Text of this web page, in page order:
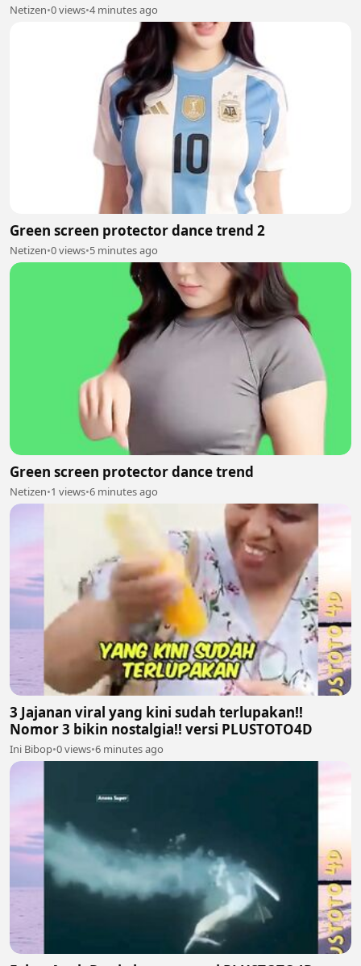
Netizen•0 views•4 minutes ago
Green screen protector dance trend 2
Netizen•0 views•5 minutes ago
Green screen protector dance trend
Netizen•1 views•6 minutes ago
3 Jajanan viral yang kini sudah terlupakan!!
Nomor 3 bikin nostalgia!! versi PLUSTOTO4D
Ini Bibop•0 views•6 minutes ago